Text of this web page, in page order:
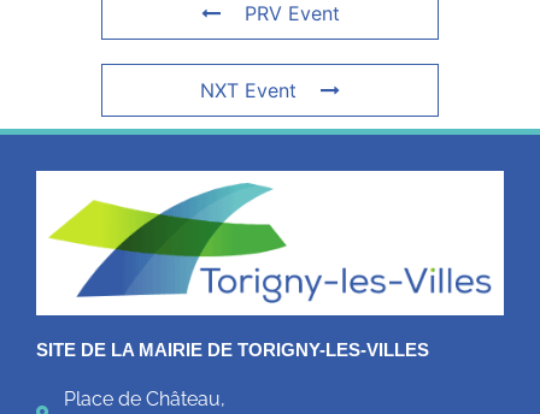
PRV Event
NXT Event
SITE DE LA MAIRIE DE TORIGNY-LES-VILLES
Place de Château,